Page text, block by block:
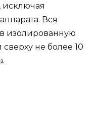
Вся
изолированную
не более 10